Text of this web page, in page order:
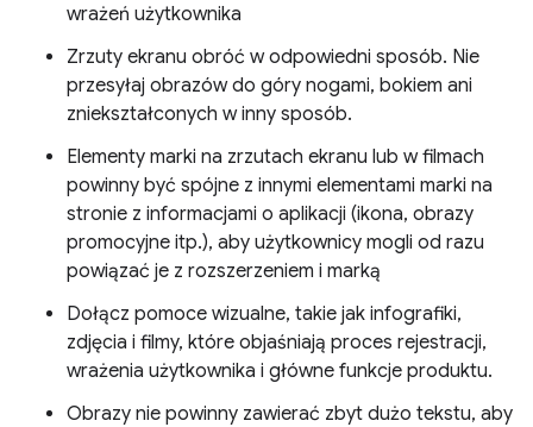
wrażeń użytkownika
Zrzuty ekranu obróć w odpowiedni sposób. Nie
przesyłaj obrazów do góry nogami, bokiem ani
zniekształconych w inny sposób.
Elementy marki na zrzutach ekranu lub w filmach
powinny być spójne z innymi elementami marki na
stronie z informacjami o aplikacji (ikona, obrazy
promocyjne itp.), aby użytkownicy mogli od razu
powiązać je z rozszerzeniem i marką
Dołącz pomoce wizualne, takie jak infografiki,
zdjęcia i filmy, które objaśniają proces rejestracji,
wrażenia użytkownika i główne funkcje produktu.
Obrazy nie powinny zawierać zbyt dużo tekstu, aby